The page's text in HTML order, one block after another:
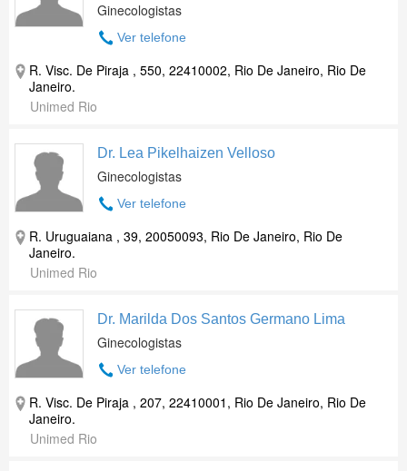
Ginecologistas
Ver telefone
R. Visc. De Piraja , 550, 22410002, Rio De Janeiro, Rio De
Janeiro.
Unimed Rio
Dr. Lea Pikelhaizen Velloso
Ginecologistas
Ver telefone
R. Uruguaiana , 39, 20050093, Rio De Janeiro, Rio De
Janeiro.
Unimed Rio
Dr. Marilda Dos Santos Germano Lima
Ginecologistas
Ver telefone
R. Visc. De Piraja , 207, 22410001, Rio De Janeiro, Rio De
Janeiro.
Unimed Rio